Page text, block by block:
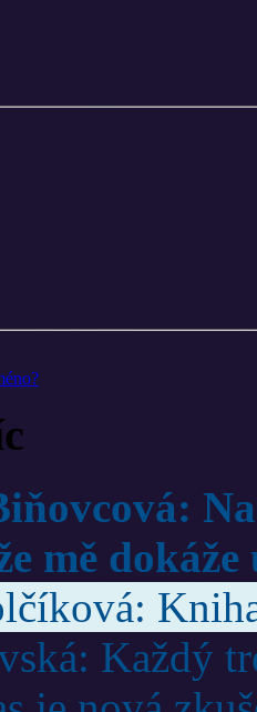
mě
Každý